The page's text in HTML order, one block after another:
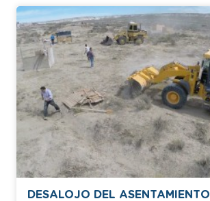
DESALOJO DEL ASENTAMIENTO